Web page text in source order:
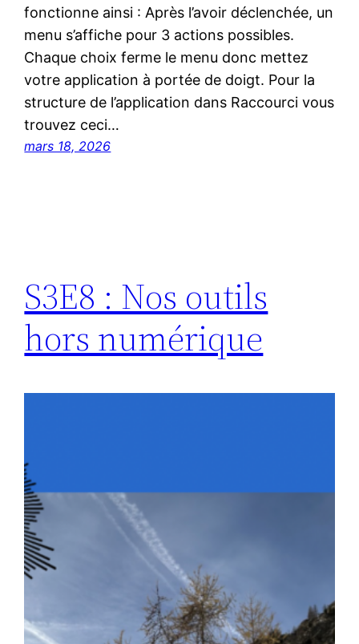
fonctionne ainsi : Après l’avoir déclenchée, un
menu s’affiche pour 3 actions possibles.
Chaque choix ferme le menu donc mettez
votre application à portée de doigt. Pour la
structure de l’application dans Raccourci vous
trouvez ceci…
mars 18, 2026
S3E8 : Nos outils
hors numérique